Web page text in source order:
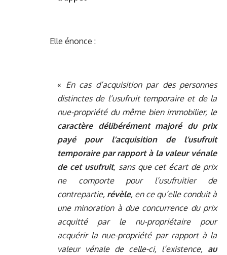
Elle énonce :
« En cas d’acquisition par des personnes
distinctes de l’usufruit temporaire et de la
nue-propriété du même bien immobilier, le
caractère délibérément majoré du prix
payé pour l’acquisition de l’usufruit
temporaire par rapport à la valeur vénale
de cet usufruit, sans que cet écart de prix
ne comporte pour l’usufruitier de
contrepartie, révèle, en ce qu’elle conduit à
une minoration à due concurrence du prix
acquitté par le nu-propriétaire pour
acquérir la nue-propriété par rapport à la
valeur vénale de celle-ci, l’existence, au